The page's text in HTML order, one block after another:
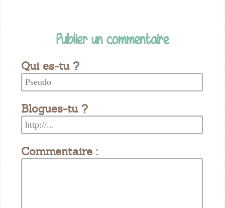
Publier un commentaire
Qui es-tu ?
Blogues-tu ?
Commentaire :